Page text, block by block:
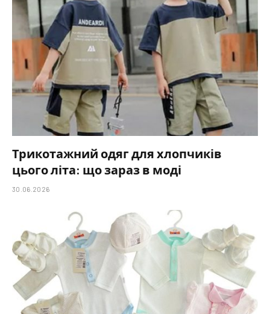
Трикотажний одяг для хлопчиків
цього літа: що зараз в моді
30.06.2026